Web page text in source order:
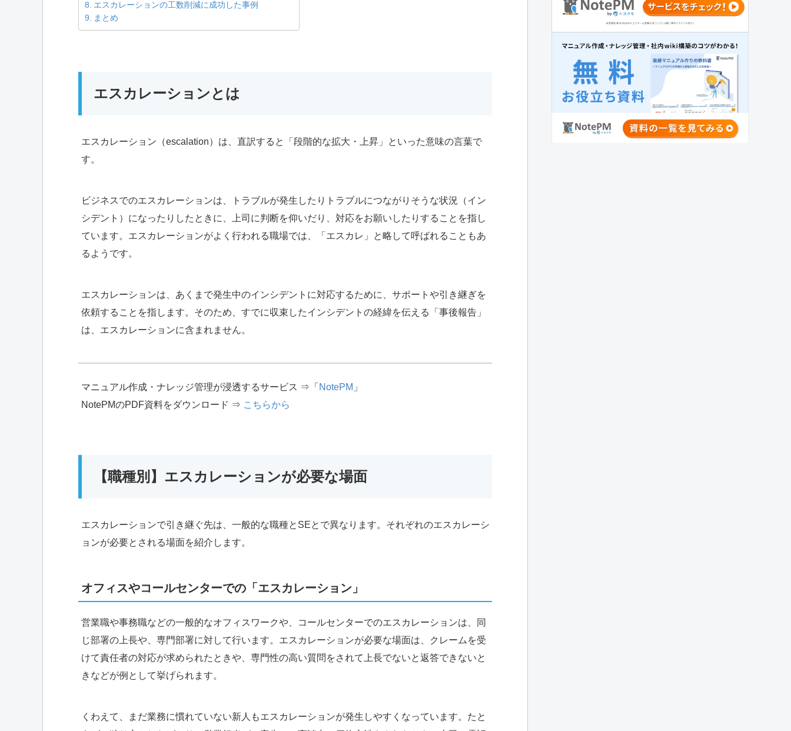
エスカレーションの工数削減に成功した事例
まとめ
エスカレーションとは
エスカレーション（escalation）は、直訳すると「段階的な拡大・上昇」といった意味の言葉で
す。
ビジネスでのエスカレーションは、トラブルが発生したりトラブルにつながりそうな状況（イン
シデント）になったりしたときに、上司に判断を仰いだり、対応をお願いしたりすることを指し
ています。エスカレーションがよく行われる職場では、「エスカレ」と略して呼ばれることもあ
るようです。
エスカレーションは、あくまで発生中のインシデントに対応するために、サポートや引き継ぎを
依頼することを指します。そのため、すでに収束したインシデントの経緯を伝える「事後報告」
は、エスカレーションに含まれません。
マニュアル作成・ナレッジ管理が浸透するサービス ⇒「 NotePM 」
NotePMのPDF資料をダウンロード ⇒ こちらから
【職種別】エスカレーションが必要な場面
エスカレーションで引き継ぐ先は、一般的な職種とSEとで異なります。それぞれのエスカレーシ
ョンが必要とされる場面を紹介します。
オフィスやコールセンターでの「エスカレーション」
営業職や事務職などの一般的なオフィスワークや、コールセンターでのエスカレーションは、同
じ部署の上長や、専門部署に対して行います。エスカレーションが必要な場面は、クレームを受
けて責任者の対応が求められたときや、専門性の高い質問をされて上長でないと返答できないと
きなどが例として挙げられます。
くわえて、まだ業務に慣れていない新人もエスカレーションが発生しやすくなっています。たと